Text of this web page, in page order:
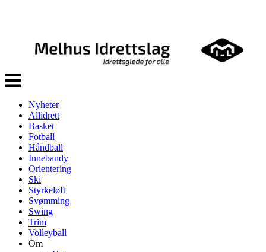
Veksle
navigasjon
Nyheter
Allidrett
Basket
Fotball
Håndball
Innebandy
Orientering
Ski
Styrkeløft
Svømming
Swing
Trim
Volleyball
Om